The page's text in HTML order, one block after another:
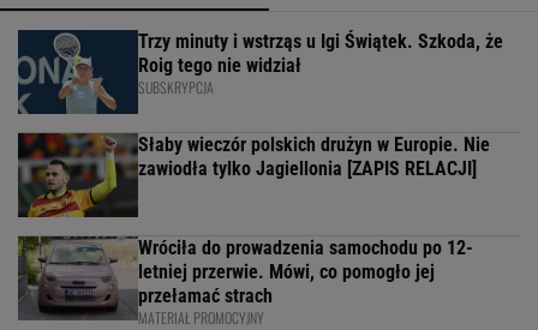
Trzy minuty i wstrząs u Igi Świątek. Szkoda, że
Roig tego nie widział
SUBSKRYPCJA
Słaby wieczór polskich drużyn w Europie. Nie
zawiodła tylko Jagiellonia [ZAPIS RELACJI]
Wróciła do prowadzenia samochodu po 12-
letniej przerwie. Mówi, co pomogło jej
przełamać strach
MATERIAŁ PROMOCYJNY